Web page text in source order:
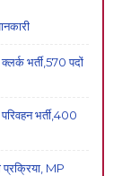
भर्ती,570 पदों
भर्ती,400
प्रक्रिया, MP